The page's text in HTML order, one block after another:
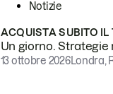
Notizie
ACQUISTA SUBITO IL
Un giorno.
13 ottobre 2026Londra,